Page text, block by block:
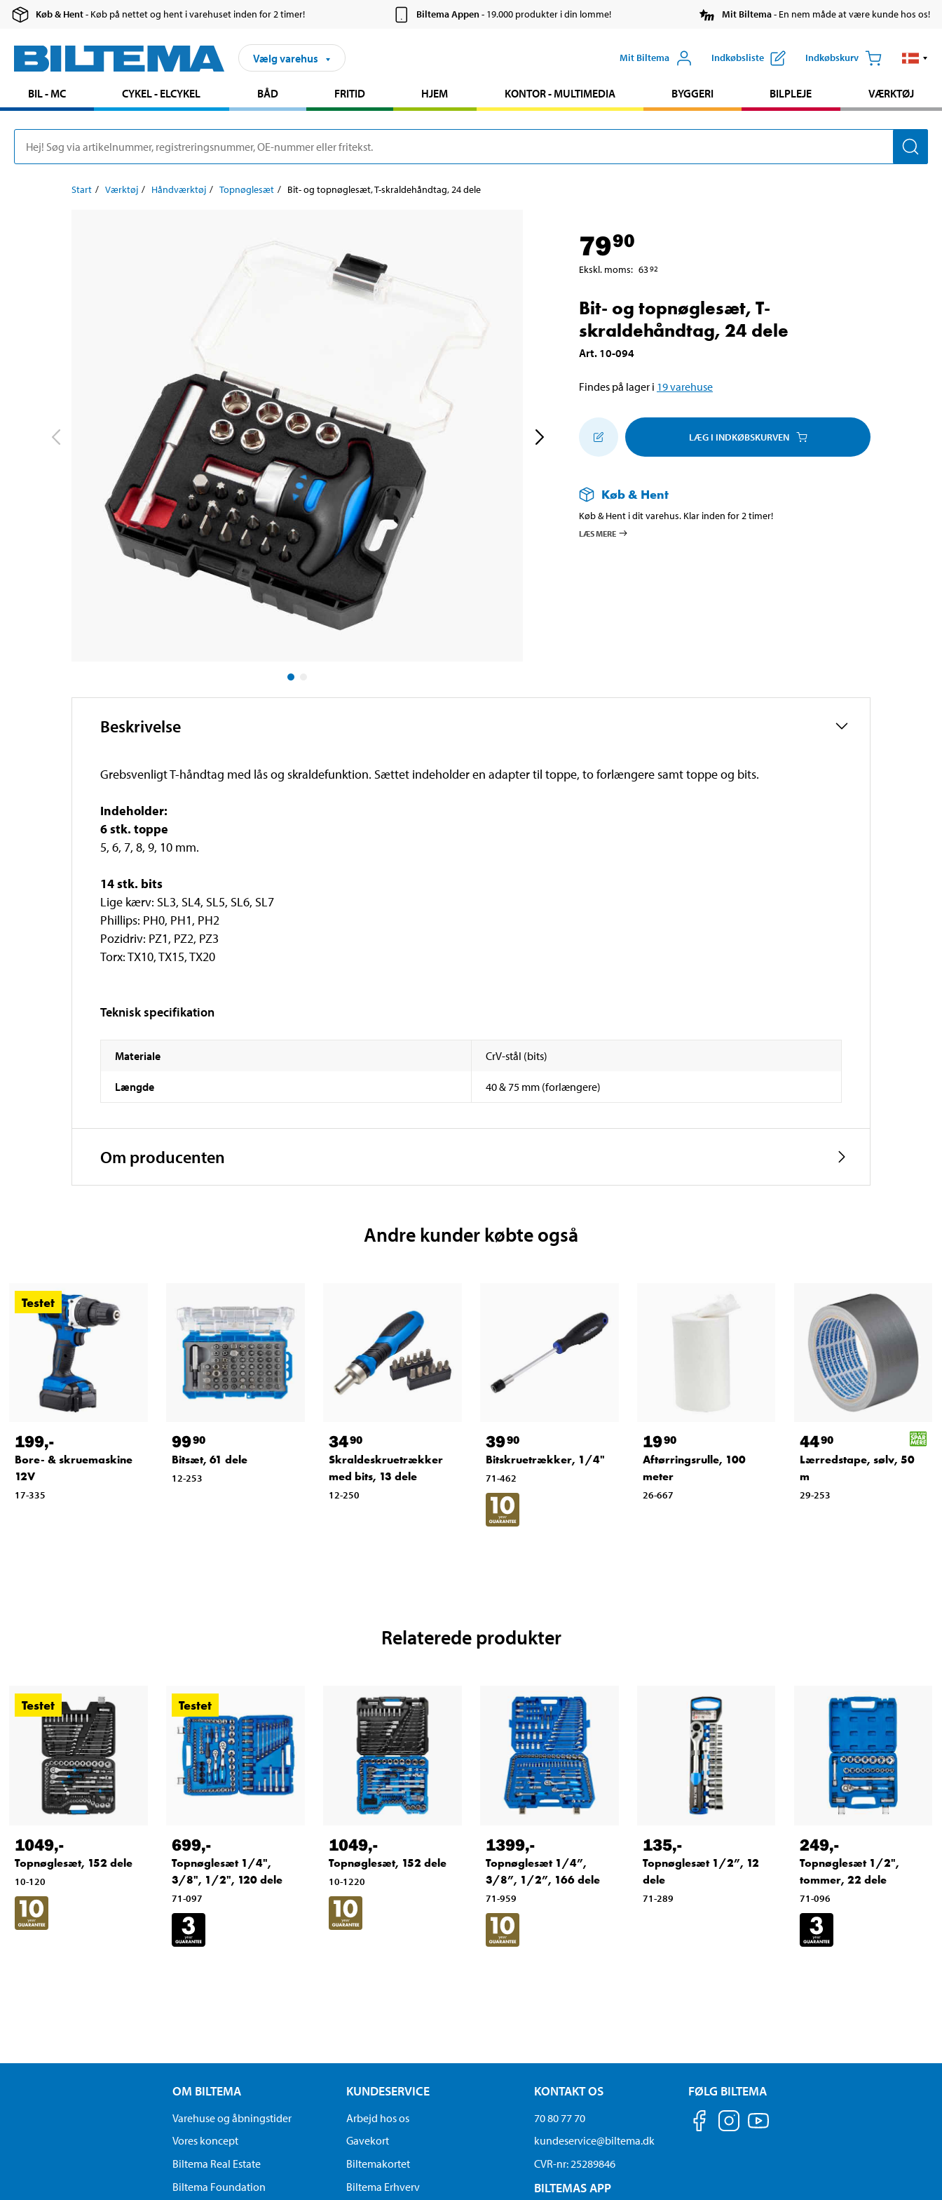
Køb & Hent- Køb på nettet og hent i varehuset inden for 2 timer! Biltema Appen- 19.000 produkter i din lomme! Mit Biltema- En nem måde at være kunde hos os!
Vælg varehus Mit Biltema Indkøbsliste Indkøbskurv
BIL - MC CYKEL - ELCYKEL BÅD FRITID HJEM KONTOR - MULTIMEDIA BYGGERI BILPLEJE VÆRKTØJ
Start Værktøj Håndværktøj Topnøglesæt Bit- og topnøglesæt, T-skraldehåndtag, 24 dele
7990
Ekskl. moms: 6392
Bit- og topnøglesæt, T-
skraldehåndtag, 24 dele
Art. 10-094
Findes på lager i 19varehuse
LÆG I INDKØBSKURVEN
Køb & Hent
Køb & Hent i dit varehus. Klar inden for 2 timer!
LÆS MERE
Beskrivelse
Grebsvenligt T-håndtag med lås og skraldefunktion. Sættet indeholder en adapter til toppe, to forlængere samt toppe og bits.
Indeholder:
6 stk. toppe
5, 6, 7, 8, 9, 10 mm.
14 stk. bits
Lige kærv: SL3, SL4, SL5, SL6, SL7
Phillips: PH0, PH1, PH2
Pozidriv: PZ1, PZ2, PZ3
Torx: TX10, TX15, TX20
Teknisk specifikation
Materiale CrV-stål (bits)
Længde 40 & 75 mm (forlængere)
Om producenten
Andre kunder købte også
Testet
199,-
Bore- & skruemaskine
12V
17-335
9990
Bitsæt, 61 dele
12-253
3490
Skraldeskruetrækker
med bits, 13 dele
12-250
3990
Bitskruetrækker, 1/4"
71-462
1990
Aftørringsrulle, 100
meter
26-667
4490
Lærredstape, sølv, 50
m
29-253
Relaterede produkter
Testet
1049,-
Topnøglesæt, 152 dele
10-120
Testet
699,-
Topnøglesæt 1/4",
3/8", 1/2", 120 dele
71-097
1049,-
Topnøglesæt, 152 dele
10-1220
1399,-
Topnøglesæt 1/4”,
3/8”, 1/2”, 166 dele
71-959
135,-
Topnøglesæt 1/2”, 12
dele
71-289
249,-
Topnøglesæt 1/2",
tommer, 22 dele
71-096
OM BILTEMA
Varehuse og åbningstider
Vores koncept
Biltema Real Estate
Biltema Foundation
KUNDESERVICE
Arbejd hos os
Gavekort
Biltemakortet
Biltema Erhverv
KONTAKT OS
70 80 77 70
kundeservice@biltema.dk
CVR-nr: 25289846
BILTEMAS APP
FØLG BILTEMA